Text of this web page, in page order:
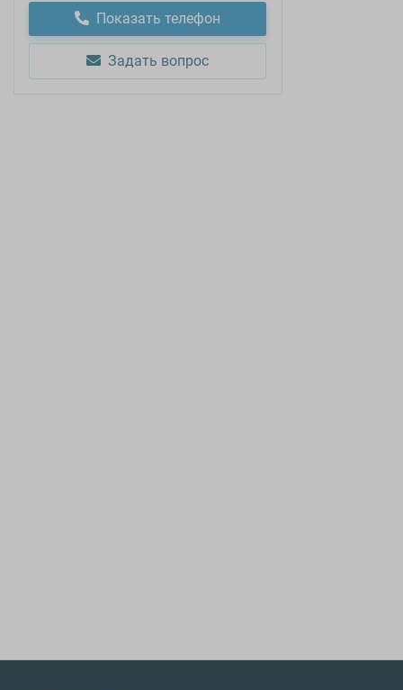
Показать телефон
Задать вопрос